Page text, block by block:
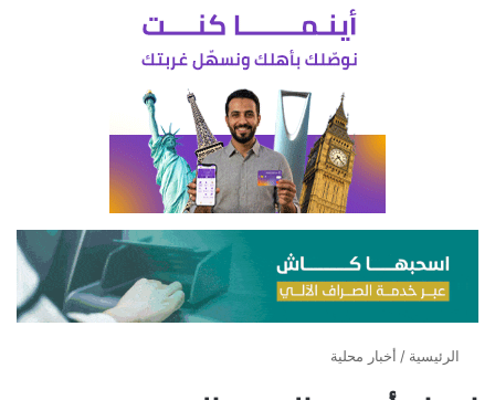
الرئيسية / أخبار محلية